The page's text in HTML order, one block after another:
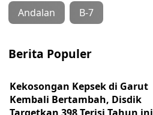
Andalan B-7
Berita Populer
Kekosongan Kepsek di Garut
Kembali Bertambah, Disdik